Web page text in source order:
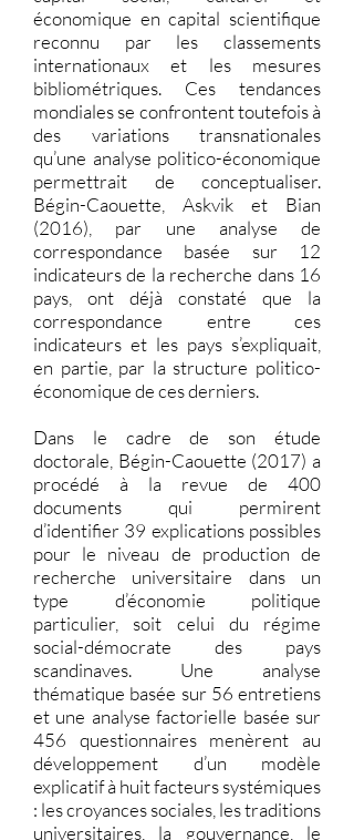
économique en capital scientifique
reconnu par les classements
internationaux et les mesures
bibliométriques. Ces tendances
mondiales se confrontent toutefois à
des variations transnationales
qu’une analyse politico-économique
permettrait de conceptualiser.
Bégin-Caouette, Askvik et Bian
(2016), par une analyse de
correspondance basée sur 12
indicateurs de la recherche dans 16
pays, ont déjà constaté que la
correspondance entre ces
indicateurs et les pays s’expliquait,
en partie, par la structure politico-
économique de ces derniers.
Dans le cadre de son étude
doctorale, Bégin-Caouette (2017) a
procédé à la revue de 400
documents qui permirent
d’identifier 39 explications possibles
pour le niveau de production de
recherche universitaire dans un
type d’économie politique
particulier, soit celui du régime
social-démocrate des pays
scandinaves. Une analyse
thématique basée sur 56 entretiens
et une analyse factorielle basée sur
456 questionnaires menèrent au
développement d’un modèle
explicatif à huit facteurs systémiques
: les croyances sociales, les traditions
universitaires, la gouvernance, le